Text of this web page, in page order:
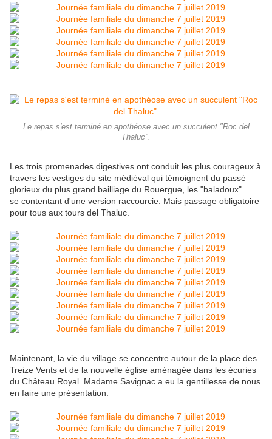
Le repas s'est terminé en apothéose avec un succulent "Roc del
Thaluc".
Les trois promenades digestives ont conduit les plus courageux à
travers les vestiges du site médiéval qui témoignent du passé
glorieux du plus grand bailliage du Rouergue, les "baladoux"
se contentant d'une version raccourcie. Mais passage obligatoire
pour tous aux tours del Thaluc.
Maintenant, la vie du village se concentre autour de la place des
Treize Vents et de la nouvelle église aménagée dans les écuries
du Château Royal. Madame Savignac a eu la gentillesse de nous
en faire une présentation.